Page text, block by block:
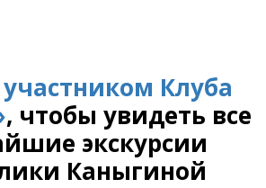
Клуба
, чтобы увидеть все
экскурсии
Каныгиной